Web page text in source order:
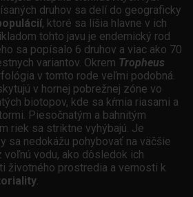
druhov sa delí do geograficky
, ktoré sa líšia hlavne v ich
tohto javu je endemický rod
sa popísalo 6 druhov a viac ako 70
variantov. Okrem Tropheus
v tomto rode veľmi podobná.
v hornej pobrežnej zóne vo
biotopov, kde sa kŕmia riasami a
Piesočnatým a bahnitým
riek sa striktne vyhýbajú. Je
sa nedokážu pohybovať na väčšie
vodu, ako dôsledok ich
životného prostredia a vernosti k
.